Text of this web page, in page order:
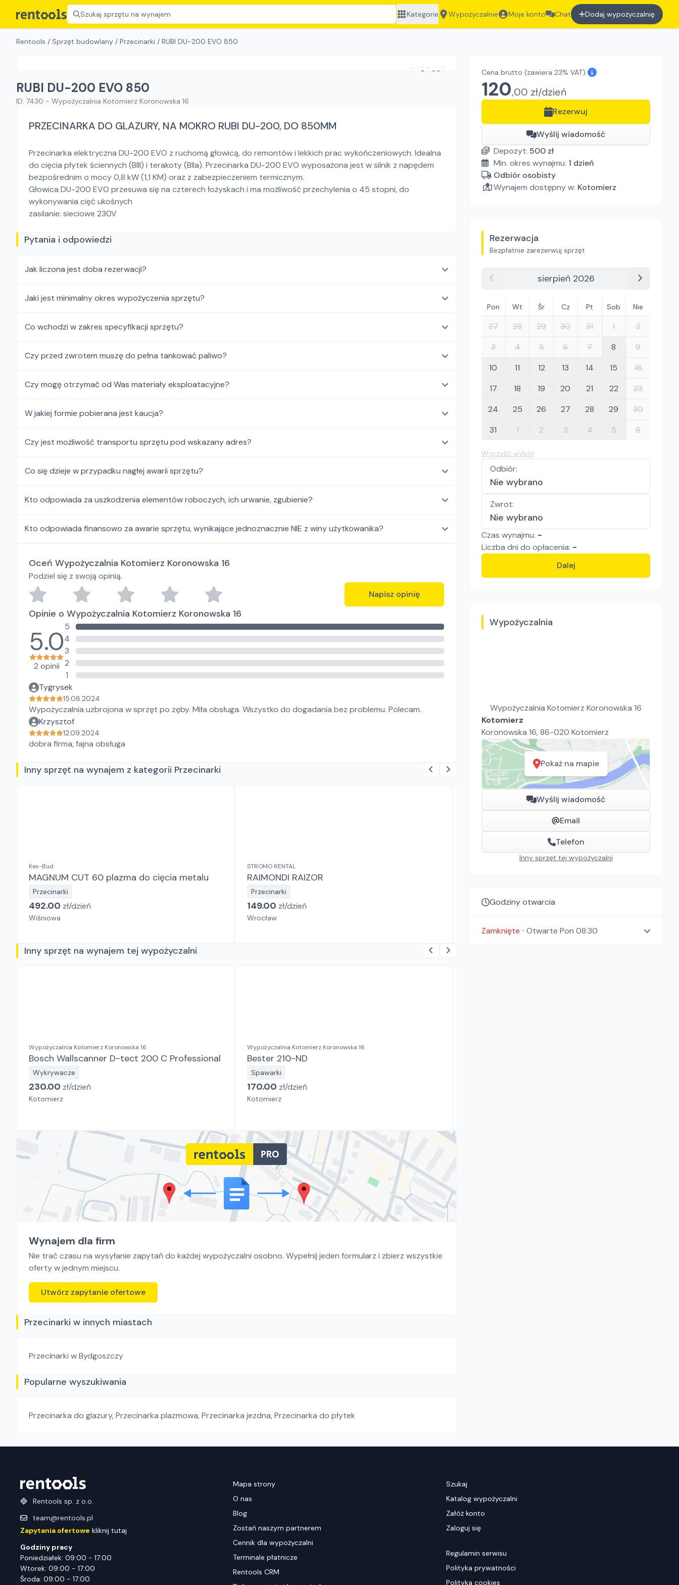
Szukaj sprzętu na wynajem Kategorie Wypożyczalnie Moje konto Chat Dodaj wypożyczalnię
Rentools / Sprzęt budowlany / Przecinarki / RUBI DU-200 EVO 850
RUBI DU-200 EVO 850
ID: 7430 - Wypożyczalnia Kotomierz Koronowska 16
Cena brutto (zawiera 23% VAT)
120,00 zł/dzień
Rezerwuj
Wyślij wiadomość
Depozyt: 500 zł
Min. okres wynajmu: 1 dzień
Odbiór osobisty
Wynajem dostępny w: Kotomierz
Rezerwacja
Bezpłatnie zarezerwuj sprzęt
sierpień 2026
Pon Wt Śr Cz Pt Sob Nie
27 28 29 30 31 1
2
3
4 5 6 7 8
9
10
11 12 13 14 15
16
17
18 19 20 21 22
23
24
25 26 27 28 29
30
31
1 2 3 4 5 6
Wyczyść wybór
Odbiór:
Nie wybrano
Zwrot:
Nie wybrano
Czas wynajmu: -
Liczba dni do opłacenia: -
Dalej
Wypożyczalnia
Wypożyczalnia Kotomierz Koronowska 16
Kotomierz
Koronowska 16, 86-020 Kotomierz
Pokaż na mapie
Wyślij wiadomość
Email
Telefon
Inny sprzęt tej wypożyczalni
Godziny otwarcia
Zamknięte ⋅ Otwarte Pon 08:30
PRZECINARKA DO GLAZURY, NA MOKRO RUBI DU-200, DO 850MM
Przecinarka elektryczna DU-200 EVO z ruchomą głowicą, do remontów i lekkich prac wykończeniowych. Idealna
do cięcia płytek ściennych (Blll) i terakoty (Blla). Przecinarka DU-200 EVO wyposażona jest w silnik z napędem
bezpośrednim o mocy 0,8 kW (1,1 KM) oraz z zabezpieczeniem termicznym.
Głowica DU-200 EVO przesuwa się na czterech łożyskach i ma możliwość przechylenia o 45 stopni, do
wykonywania cięć ukośnych
zasilanie: sieciowe 230V
Pytania i odpowiedzi
Jak liczona jest doba rezerwacji?
Jaki jest minimalny okres wypożyczenia sprzętu?
Co wchodzi w zakres specyfikacji sprzętu?
Czy przed zwrotem muszę do pełna tankować paliwo?
Czy mogę otrzymać od Was materiały eksploatacyjne?
W jakiej formie pobierana jest kaucja?
Czy jest możliwość transportu sprzętu pod wskazany adres?
Co się dzieje w przypadku nagłej awarii sprzętu?
Kto odpowiada za uszkodzenia elementów roboczych, ich urwanie, zgubienie?
Kto odpowiada finansowo za awarie sprzętu, wynikające jednoznacznie NIE z winy użytkowanika?
Oceń Wypożyczalnia Kotomierz Koronowska 16
Podziel się z swoją opinią.
Napisz opinię
Opinie o Wypożyczalnia Kotomierz Koronowska 16
5.0
2 opinii
5
4
3
2
1
Tygrysek
15.08.2024
Wypożyczalnia uzbrojona w sprzęt po zęby. Miła obsługa. Wszystko do dogadania bez problemu. Polecam.
Krzysztof
12.09.2024
dobra firma, fajna obsługa
Inny sprzęt na wynajem z kategorii Przecinarki
Kes-Bud
MAGNUM CUT 60 plazma do cięcia metalu
Przecinarki
492.00 zł/dzień
Wiśniowa
STROMO RENTAL
RAIMONDI RAIZOR
Przecinarki
149.00 zł/dzień
Wrocław
98.40zł/dzień
Olsztyn
Inny sprzęt na wynajem tej wypożyczalni
Wypożyczalnia Kotomierz Koronowska 16
Bosch Wallscanner D-tect 200 C Professional
Wykrywacze
230.00 zł/dzień
Kotomierz
Wypożyczalnia Kotomierz Koronowska 16
Bester 210-ND
Spawarki
170.00 zł/dzień
Kotomierz
Wynajem dla firm
Nie trać czasu na wysyłanie zapytań do każdej wypożyczalni osobno. Wypełnij jeden formularz i zbierz wszystkie
oferty w jednym miejscu.
Utwórz zapytanie ofertowe
Przecinarki w innych miastach
Przecinarki w Bydgoszczy
Popularne wyszukiwania
Przecinarka do glazury,Przecinarka plazmowa,Przecinarka jezdna,Przecinarka do płytek
Rentools sp. z o.o.
team@rentools.pl
Zapytania ofertowe kliknij tutaj
Godziny pracy
Poniedziałek: 09:00 - 17:00
Wtorek: 09:00 - 17:00
Środa: 09:00 - 17:00
Mapa strony
O nas
Blog
Zostań naszym partnerem
Cennik dla wypożyczalni
Terminale płatnicze
Rentools CRM
Szukaj
Katalog wypożyczalni
Załóż konto
Zaloguj się
Regulamin serwisu
Polityka prywatności
Polityka cookies